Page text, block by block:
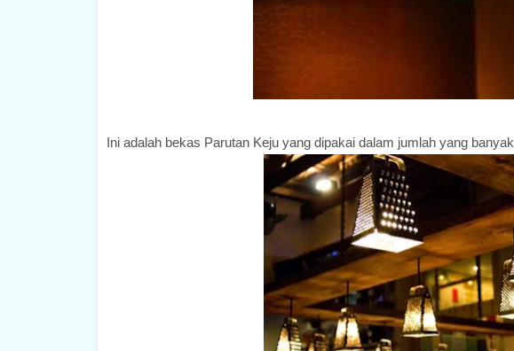
Ini adalah bekas Parutan Keju yang dipakai dalam jumlah yang banyak